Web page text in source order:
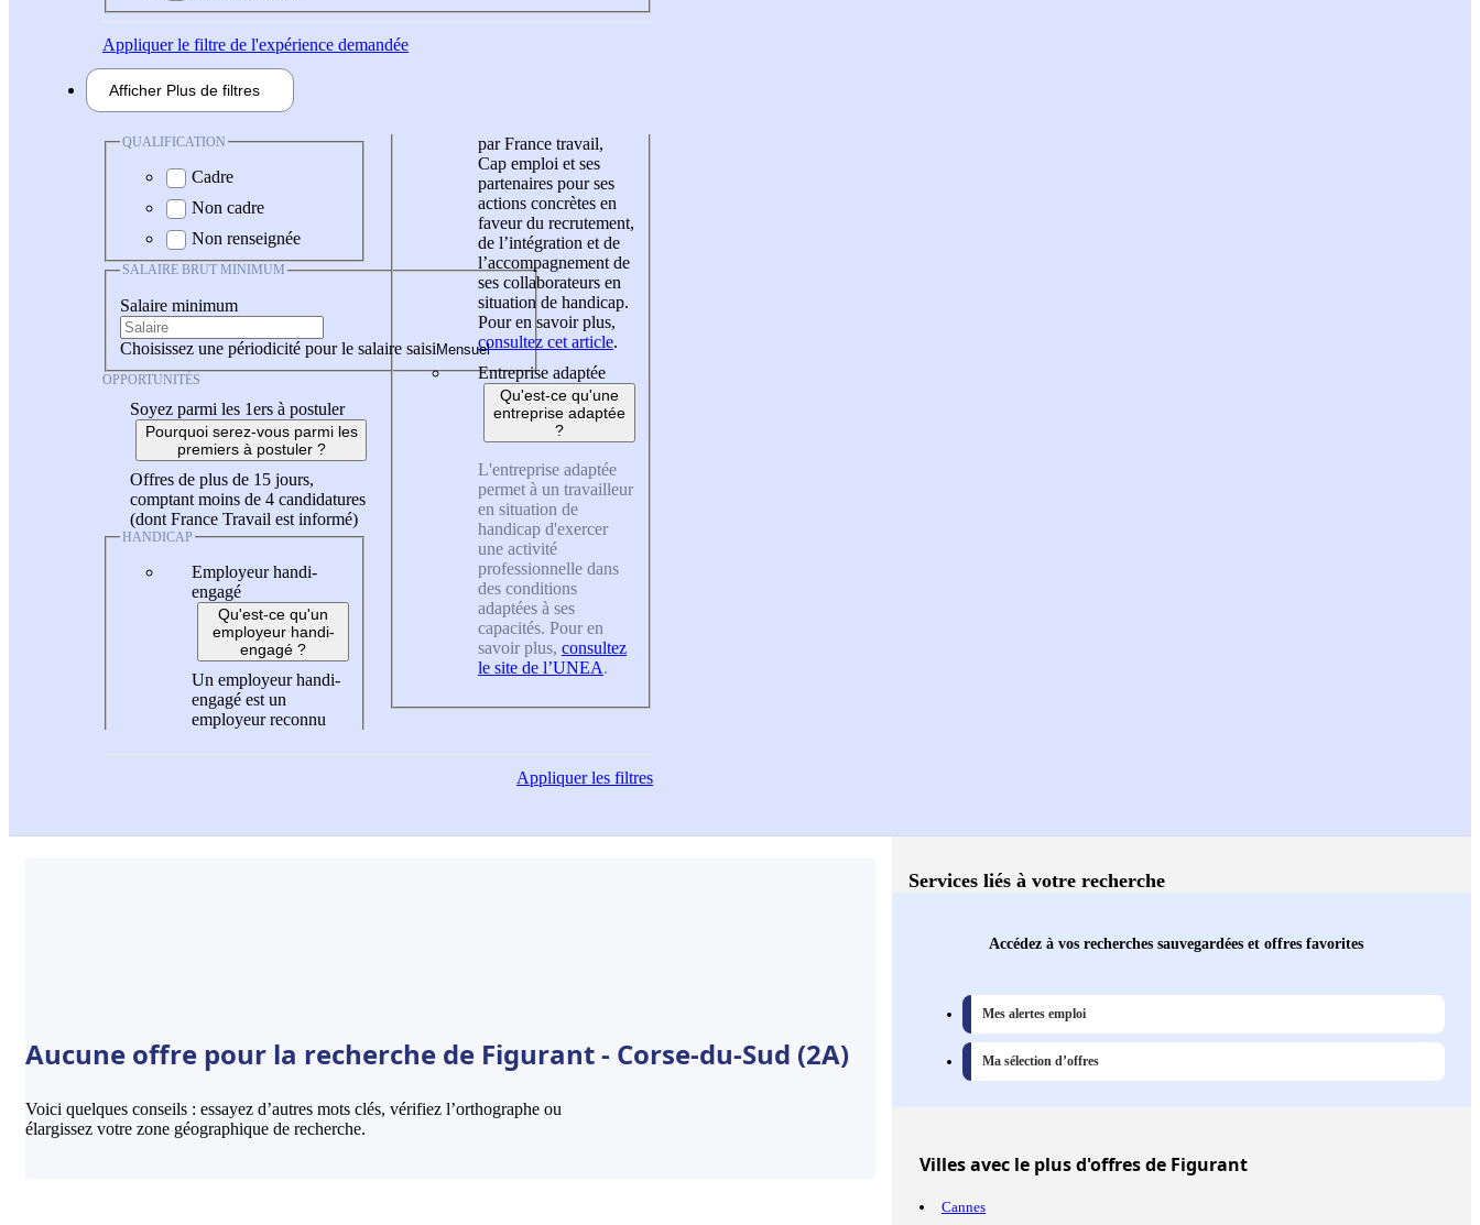
Appliquerle filtre de l'expérience demandée
Afficher Plus de filtres
QUALIFICATION
Cadre
Non cadre
Non renseignée
SALAIRE BRUT MINIMUM
Salaire minimum
Choisissez une périodicité pour le salaire saisi
OPPORTUNITÉS
Soyez parmi les 1ers à postuler
Pourquoi serez-vous parmi les
premiers à postuler ?
Offres de plus de 15 jours,
comptant moins de 4 candidatures
(dont France Travail est informé)
HANDICAP
Employeur handi-
engagé
Qu'est-ce qu'un
employeur handi-
engagé ?
Un employeur handi-
engagé est un
employeur reconnu
par France travail,
Cap emploi et ses
partenaires pour ses
actions concrètes en
faveur du recrutement,
de l’intégration et de
l’accompagnement de
ses collaborateurs en
situation de handicap.
Pour en savoir plus,
consultez cet article.
Entreprise adaptée
Qu'est-ce qu'une
entreprise adaptée
?
L'entreprise adaptée
permet à un travailleur
en situation de
handicap d'exercer
une activité
professionnelle dans
des conditions
adaptées à ses
capacités. Pour en
savoir plus, consultez
le site de l’UNEA.
Appliquerles filtres
Aucune offre pour la recherche de Figurant - Corse-du-Sud (2A)
Voici quelques conseils : essayez d’autres mots clés, vérifiez l’orthographe ou
élargissez votre zone géographique de recherche.
Services liés à votre recherche
Accédez à vos recherches sauvegardées et offres favorites
Mes alertes emploi
Ma sélection d’offres
Villesavec le plus d'offres de Figurant
Cannes